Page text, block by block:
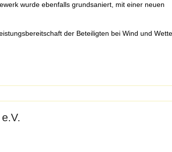
wurde ebenfalls grundsaniert, mit einer neuen
der Beteiligten bei Wind und